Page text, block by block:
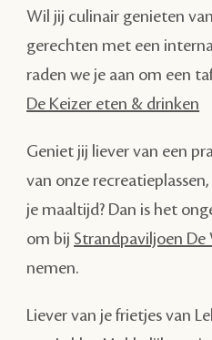
Wil jij culinair genieten
gerechten met een
raden we je aan om een
De Keizer eten & drinken
Geniet jij liever van een
van onze
je maaltijd? Dan is het
om bij Strandpaviljoen De
nemen.
Liever van je frietjes van